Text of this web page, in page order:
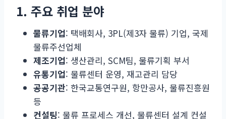
1. 주요 취업 분야
물류기업: 택배회사, 3PL(제3자 물류) 기업, 국제
물류주선업체
제조기업: 생산관리, SCM팀, 물류기획 부서
유통기업: 물류센터 운영, 재고관리 담당
공공기관: 한국교통연구원, 항만공사, 물류진흥원
등
컨설팅: 물류 프로세스 개선, 물류센터 설계 컨설